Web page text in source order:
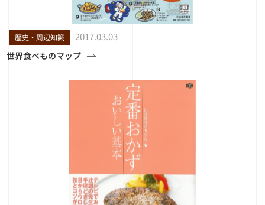
歴史・周辺知識 2017.03.03
世界食べものマップ